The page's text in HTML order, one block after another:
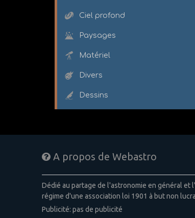
Ciel profond
Paysages
Matériel
Divers
Dessins
A propos de Webastro
Dédié au partage de l'astronomie en général
régime d'une association loi 1901 à but non
Publicité: pas de publicité